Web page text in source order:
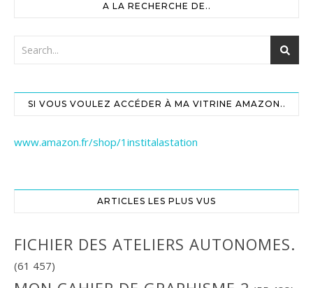
A LA RECHERCHE DE..
SI VOUS VOULEZ ACCÉDER À MA VITRINE AMAZON..
www.amazon.fr/shop/1institalastation
ARTICLES LES PLUS VUS
FICHIER DES ATELIERS AUTONOMES.
(61 457)